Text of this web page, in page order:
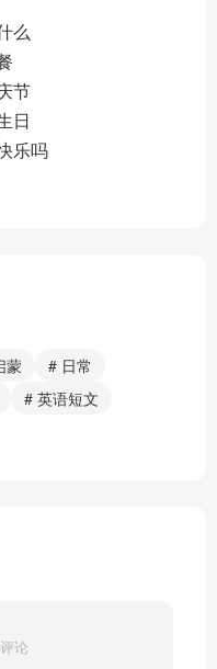
么
节
日
乐吗
好
妈
的食物
己
梦想
了
了
了
师
蒙
# 日常
# 英语短文
论